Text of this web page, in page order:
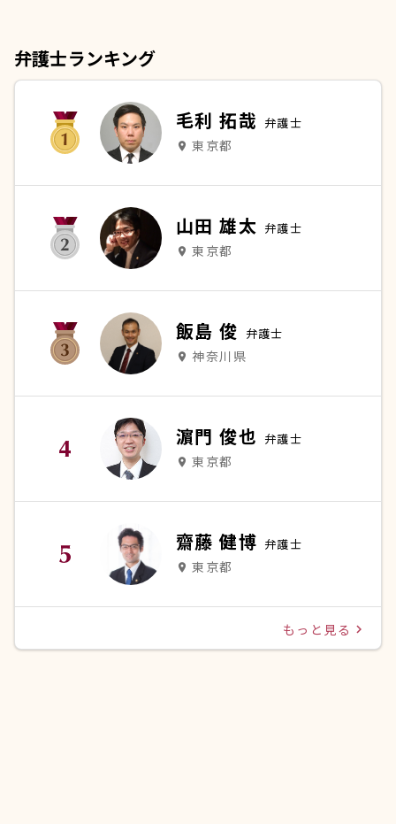
弁護士ランキング
毛利 拓哉 弁護士
place 東京都
山田 雄太 弁護士
place 東京都
飯島 俊 弁護士
place 神奈川県
濵門 俊也 弁護士
place 東京都
齋藤 健博 弁護士
place 東京都
もっと見る navigate_next